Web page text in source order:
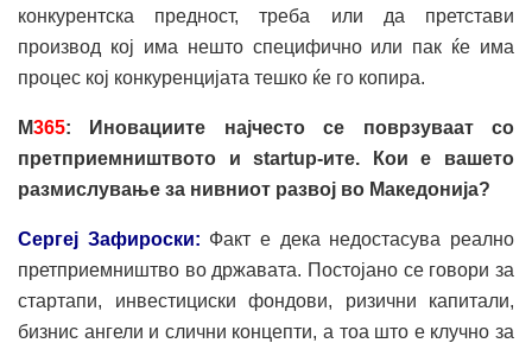
конкурентска предност, треба или да претстави
производ кој има нешто специфично или пак ќе има
процес кој конкуренцијата тешко ќе го копира.
М365: Иновациите најчесто се поврзуваат со
претприемништвото и startup-ите. Кои е вашето
размислување за нивниот развој во Македонија?
Сергеј Зафироски: Факт е дека недостасува реално
претприемништво во државата. Постојано се говори за
стартапи, инвестициски фондови, ризични капитали,
бизнис ангели и слични концепти, а тоа што е клучно за